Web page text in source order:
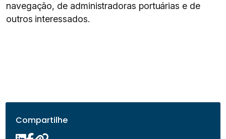
navegação, de administradoras portuárias e de
outros interessados.
Compartilhe